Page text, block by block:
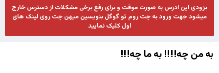
بزودی این ادرس به صورت موقت و برای رفع برخی مشکلات از دسترس خارج
میشود جهت ورود به چت روم تو گوگل بنویسین میهن چت روی لینک های
اول کلیک نمایید
به من چه!!!! به ما چه!!!